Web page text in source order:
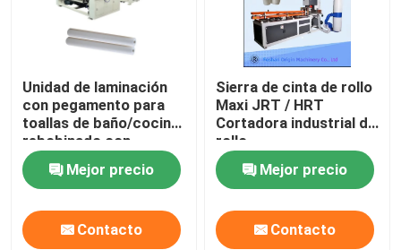
Unidad de laminación
con pegamento para
toallas de baño/cocina,
rebobinado con
pantalla táctil
Mejor precio
Contacto
Sierra de cinta de rollo
Maxi JRT / HRT
Cortadora industrial de
rollo
Mejor precio
Contacto